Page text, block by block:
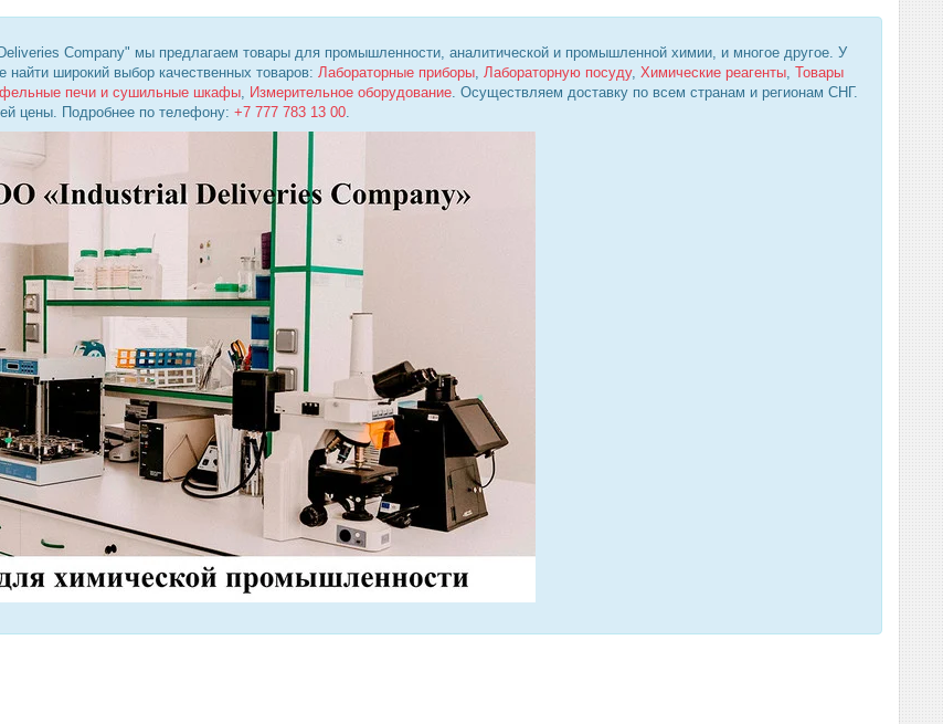
Company" мы предлагаем товары для промышленности, аналитической и промышленной химии, и многое другое. У
найти широкий выбор качественных товаров: Лабораторные приборы Лабораторную посуду, Химические реагенты Товары
печи и сушильные шкафы Измерительное оборудование . Осуществляем доставку по всем странам и регионам СНГ.
цены. Подробнее по телефону: +7 777 783 13 00